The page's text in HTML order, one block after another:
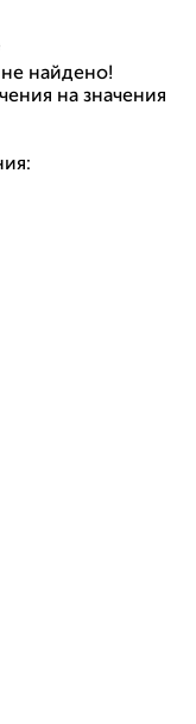
найдено!
на значения